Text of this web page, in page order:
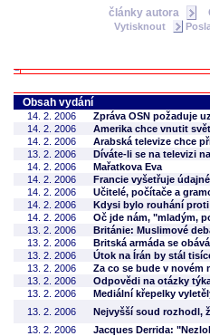
články autora
Vytisknout
Obsah vydání
14. 2. 2006
Zpráva OSN požaduje
14. 2. 2006
Amerika chce vnutit
14. 2. 2006
Arabská televize chce
13. 2. 2006
Díváte-li se na televizi
14. 2. 2006
Mařatkova Eva
14. 2. 2006
Francie vyšetřuje
14. 2. 2006
Učitelé, počítače a
14. 2. 2006
Kdysi bylo rouhání
14. 2. 2006
Oč jde nám, "mladým,
13. 2. 2006
Británie: Muslimové
13. 2. 2006
Britská armáda se
13. 2. 2006
Útok na Írán by stál
13. 2. 2006
Za co se bude v novém
13. 2. 2006
Odpovědi na otázky
13. 2. 2006
Mediální křepelky
13. 2. 2006
Nejvyšší soud rozhodl,
13. 2. 2006
Jacques Derrida: